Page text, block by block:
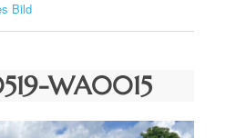
Bild
WA0015